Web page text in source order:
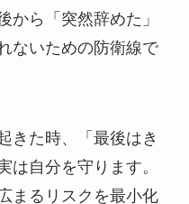
から「突然辞めた」
ないための防衛線で
きた時、「最後はき
は自分を守ります。
まるリスクを最小化